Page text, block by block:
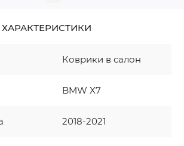
Коврики в салон
BMW X7
2018-2021